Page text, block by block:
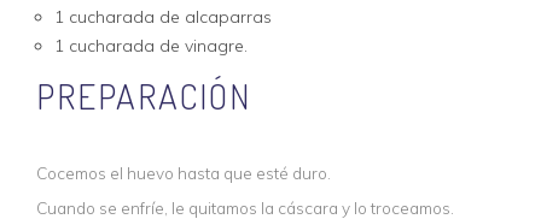
1 cucharada de alcaparras
1 cucharada de vinagre.
PREPARACIÓN
Cocemos el huevo hasta que esté duro.
Cuando se enfríe, le quitamos la cáscara y lo troceamos.